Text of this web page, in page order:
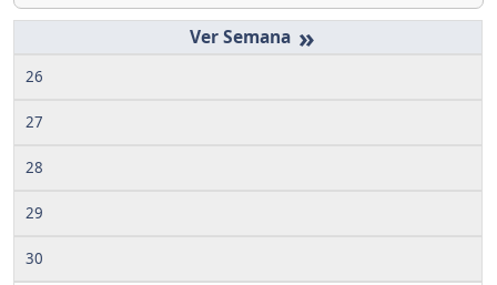
»
26
27
28
29
30